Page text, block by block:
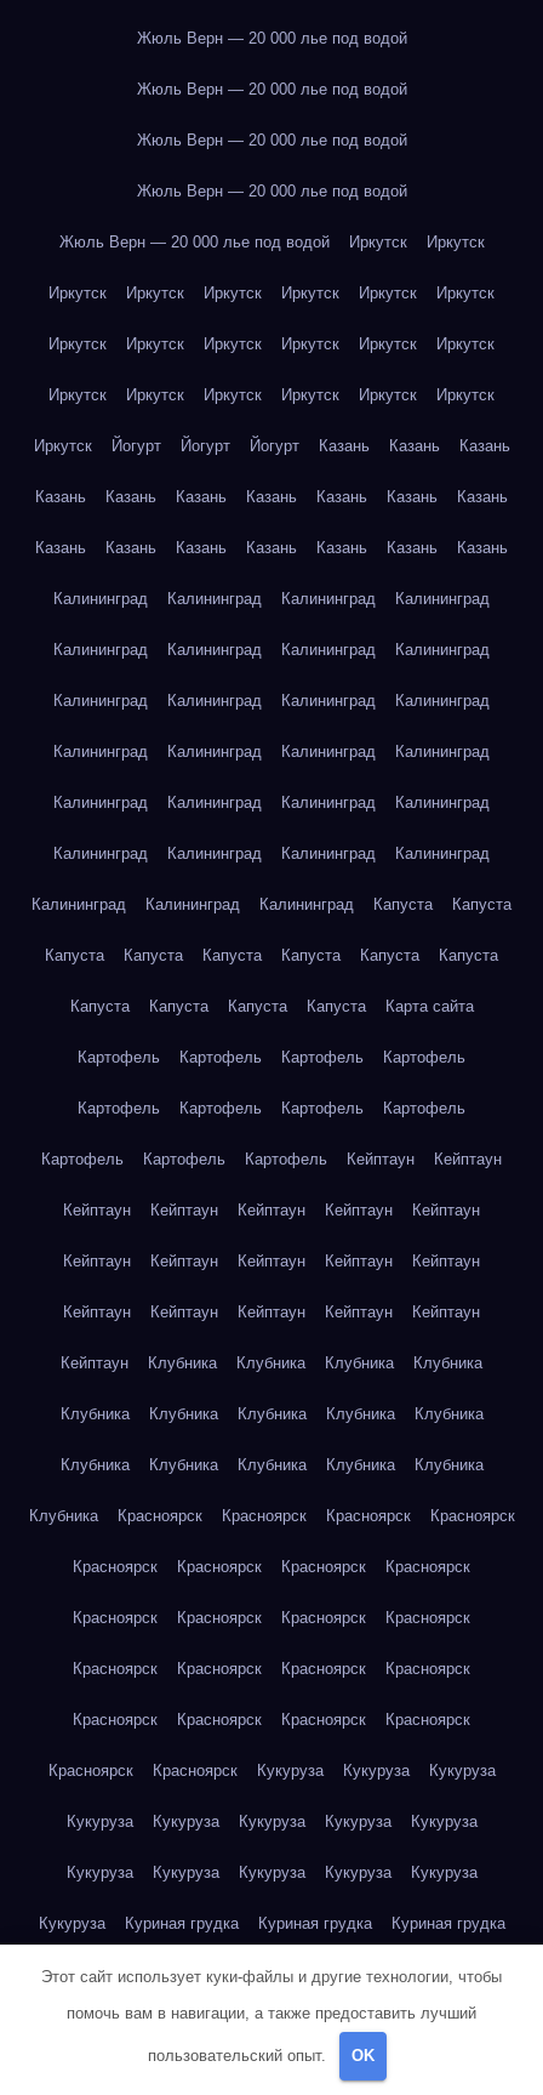
Жюль Верн — 20 000 лье под водой
Жюль Верн — 20 000 лье под водой
Жюль Верн — 20 000 лье под водой
Жюль Верн — 20 000 лье под водой
Жюль Верн — 20 000 лье под водой Иркутск Иркутск
Иркутск Иркутск Иркутск Иркутск Иркутск Иркутск
Иркутск Иркутск Иркутск Иркутск Иркутск Иркутск
Иркутск Иркутск Иркутск Иркутск Иркутск Иркутск
Иркутск Йогурт Йогурт Йогурт Казань Казань Казань
Казань Казань Казань Казань Казань Казань Казань
Казань Казань Казань Казань Казань Казань Казань
Калининград Калининград Калининград Калининград
Калининград Калининград Калининград Калининград
Калининград Калининград Калининград Калининград
Калининград Калининград Калининград Калининград
Калининград Калининград Калининград Калининград
Калининград Калининград Калининград Калининград
Калининград Калининград Калининград Капуста Капуста
Капуста Капуста Капуста Капуста Капуста Капуста
Капуста Капуста Капуста Капуста Карта сайта
Картофель Картофель Картофель Картофель
Картофель Картофель Картофель Картофель
Картофель Картофель Картофель Кейптаун Кейптаун
Кейптаун Кейптаун Кейптаун Кейптаун Кейптаун
Кейптаун Кейптаун Кейптаун Кейптаун Кейптаун
Кейптаун Кейптаун Кейптаун Кейптаун Кейптаун
Кейптаун Клубника Клубника Клубника Клубника
Клубника Клубника Клубника Клубника Клубника
Клубника Клубника Клубника Клубника Клубника
Клубника Красноярск Красноярск Красноярск Красноярск
Красноярск Красноярск Красноярск Красноярск
Красноярск Красноярск Красноярск Красноярск
Красноярск Красноярск Красноярск Красноярск
Красноярск Красноярск Красноярск Красноярск
Красноярск Красноярск Кукуруза Кукуруза Кукуруза
Кукуруза Кукуруза Кукуруза Кукуруза Кукуруза
Кукуруза Кукуруза Кукуруза Кукуруза Кукуруза
Кукуруза Куриная грудка Куриная грудка Куриная грудка
Куриная грудка Куриная грудка Куриная грудка
Куриная грудка Куриная грудка
Куриная грудка
Этот сайт использует куки-файлы и другие технологии, чтобы
помочь вам в навигации, а также предоставить лучший
пользовательский опыт. OK